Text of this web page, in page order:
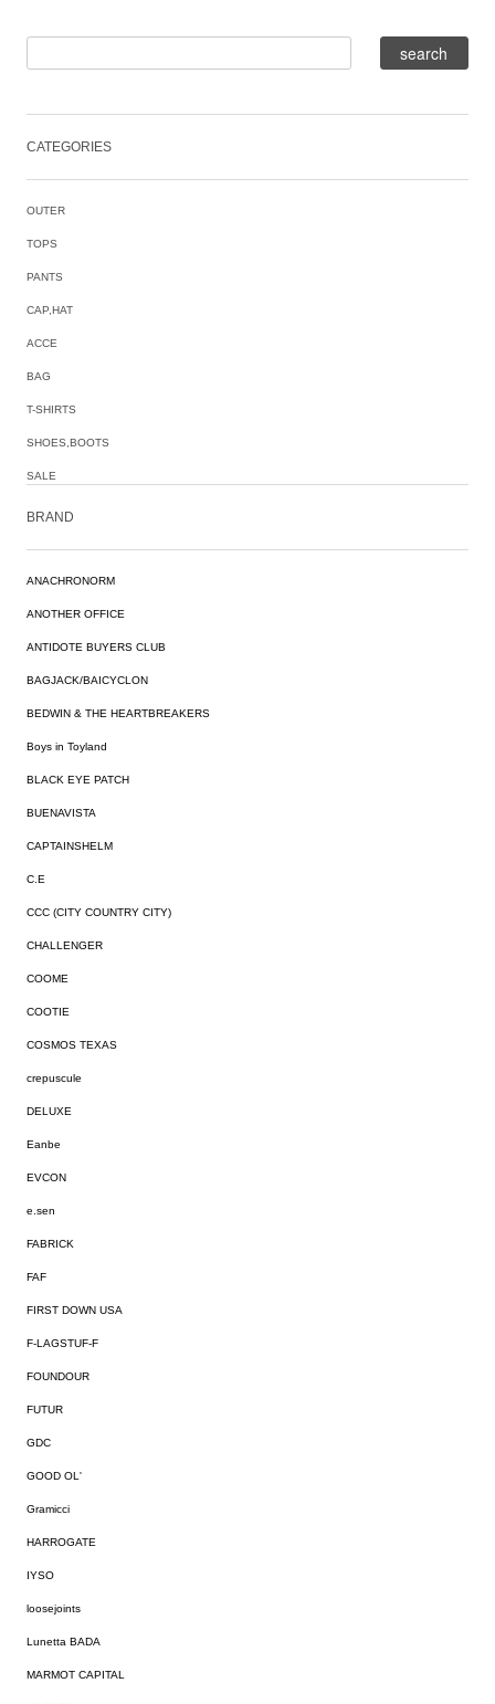
CATEGORIES
OUTER
TOPS
PANTS
CAP,HAT
ACCE
BAG
T-SHIRTS
SHOES,BOOTS
SALE
BRAND
ANACHRONORM
ANOTHER OFFICE
ANTIDOTE BUYERS CLUB
BAGJACK/BAICYCLON
BEDWIN & THE HEARTBREAKERS
Boys in Toyland
BLACK EYE PATCH
BUENAVISTA
CAPTAINSHELM
C.E
CCC (CITY COUNTRY CITY)
CHALLENGER
COOME
COOTIE
COSMOS TEXAS
crepuscule
DELUXE
Eanbe
EVCON
e.sen
FABRICK
FAF
FIRST DOWN USA
F-LAGSTUF-F
FOUNDOUR
FUTUR
GDC
GOOD OL'
Gramicci
HARROGATE
IYSO
loosejoints
Lunetta BADA
MARMOT CAPITAL